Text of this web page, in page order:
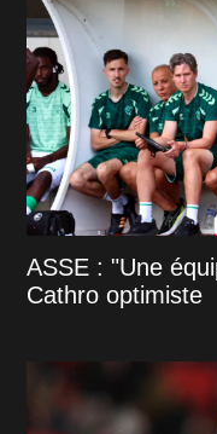
ASSE : "Une
Cathro optimiste